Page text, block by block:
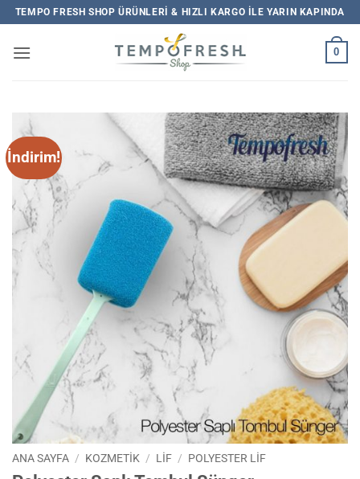
İçeriğe
atla
TEMPO FRESH SHOP ÜRÜNLERI & HIZLI KARGO ILE YARIN KAPINDA
0
İndirim!
ANA SAYFA / KOZMETİK / LIF / POLYESTER LIF